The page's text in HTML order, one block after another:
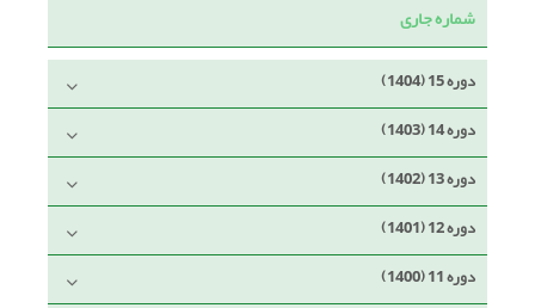
شماره جاری
دوره 15 (1404)
دوره 14 (1403)
دوره 13 (1402)
دوره 12 (1401)
دوره 11 (1400)